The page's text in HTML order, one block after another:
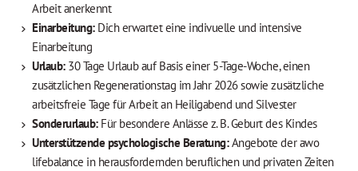
Arbeit anerkennt
Einarbeitung:Dich erwartet eine indivuelle und intensive
Einarbeitung
Urlaub: 30 Tage Urlaub auf Basis einer 5-Tage-Woche, einen
zusätzlichen Regenerationstag im Jahr 2026 sowie zusätzliche
arbeitsfreie Tage für Arbeit an Heiligabend und Silvester
Sonderurlaub:Für besondere Anlässe z. B. Geburt des Kindes
Unterstützende psychologische Beratung:Angebote der awo
lifebalance in herausfordernden beruflichen und privaten Zeiten